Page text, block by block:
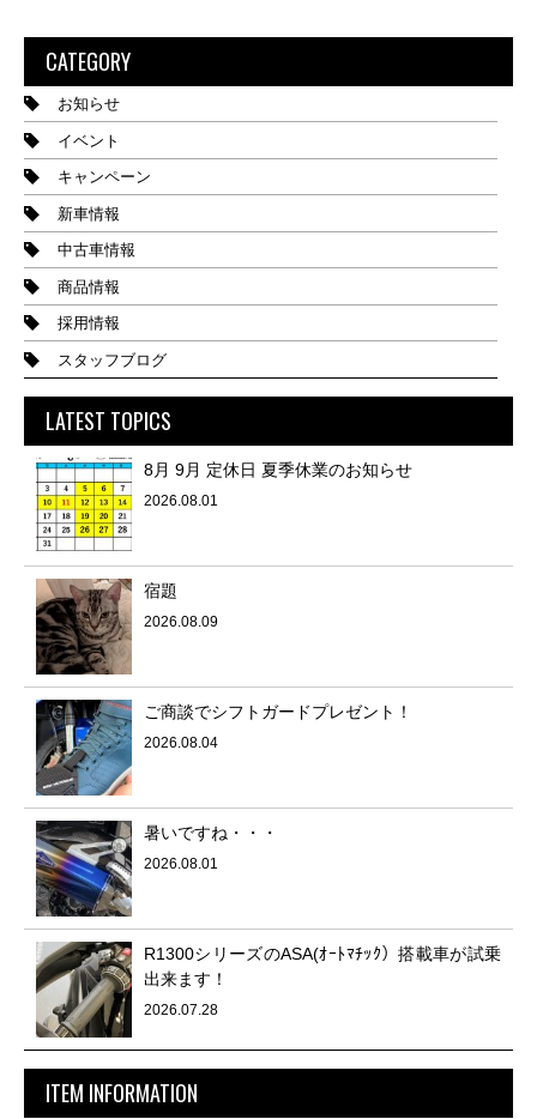
CATEGORY
お知らせ
イベント
キャンペーン
新車情報
中古車情報
商品情報
採用情報
スタッフブログ
LATEST TOPICS
8月 9月 定休日 夏季休業のお知らせ
2026.08.01
宿題
2026.08.09
ご商談でシフトガードプレゼント！
2026.08.04
暑いですね・・・
2026.08.01
R1300シリーズのASA(ｵｰﾄﾏﾁｯｸ）搭載車が試乗
出来ます！
2026.07.28
ITEM INFORMATION